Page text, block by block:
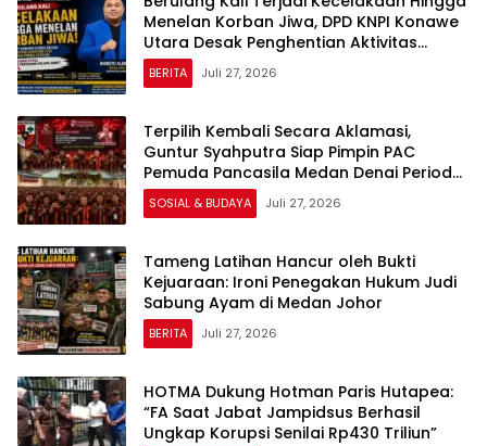
Menelan Korban Jiwa, DPD KNPI Konawe
Utara Desak Penghentian Aktivitas
Hauling dan Evaluasi Total Perizinan PT
Sultra Prima Lestari
BERITA Juli 27, 2026
Terpilih Kembali Secara Aklamasi,
Guntur Syahputra Siap Pimpin PAC
Pemuda Pancasila Medan Denai Periode
2026–2029
SOSIAL & BUDAYA Juli 27, 2026
Tameng Latihan Hancur oleh Bukti
Kejuaraan: Ironi Penegakan Hukum Judi
Sabung Ayam di Medan Johor
BERITA Juli 27, 2026
HOTMA Dukung Hotman Paris Hutapea:
“FA Saat Jabat Jampidsus Berhasil
Ungkap Korupsi Senilai Rp430 Triliun”